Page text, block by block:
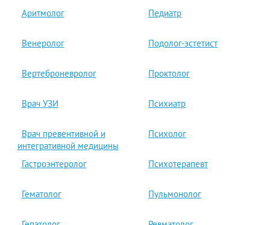
Аритмолог
Венеролог
Вертеброневролог
Врач УЗИ
Врач превентивной и
интегративной медицины
Гастроэнтеролог
Гематолог
Педиатр
Подолог-эстетист
Проктолог
Психиатр
Психолог
Психотерапевт
Пульмонолог